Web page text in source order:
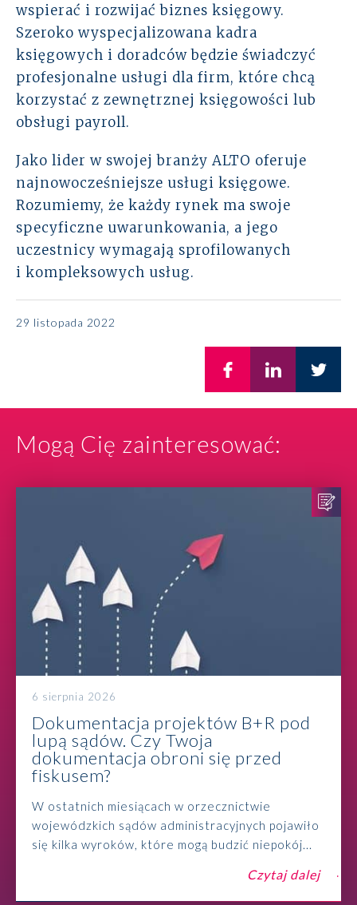
wspierać i rozwijać biznes księgowy.
Szeroko wyspecjalizowana kadra
księgowych i doradców będzie świadczyć
profesjonalne usługi dla firm, które chcą
korzystać z zewnętrznej księgowości lub
obsługi payroll.
Jako lider w swojej branży ALTO oferuje
najnowocześniejsze usługi księgowe.
Rozumiemy, że każdy rynek ma swoje
specyficzne uwarunkowania, a jego
uczestnicy wymagają sprofilowanych
i kompleksowych usług.
29 listopada 2022
Mogą Cię zainteresować:
6 sierpnia 2026
Dokumentacja projektów B+R pod
lupą sądów. Czy Twoja
dokumentacja obroni się przed
fiskusem?
W ostatnich miesiącach w orzecznictwie
wojewódzkich sądów administracyjnych pojawiło
się kilka wyroków, które mogą budzić niepokój...
Czytaj dalej